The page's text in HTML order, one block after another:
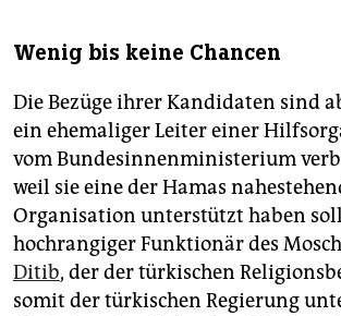
Wenig bis keine Chancen
Die Bezüge ihrer Kandidaten sind
ein ehemaliger Leiter einer
vom Bundesinnenministerium
weil sie eine der Hamas
Organisation unterstützt haben
hochrangiger Funktionär des
Ditib, der der türkischen
somit der türkischen Regierung